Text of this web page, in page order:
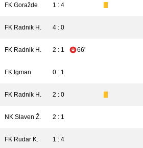
FK Goražde 1 : 4
FK Radnik H. 4 : 0
FK Radnik H. 2 : 1 66'
FK Igman 0 : 1
FK Radnik H. 2 : 0
NK Slaven Ž. 2 : 1
FK Rudar K. 1 : 4